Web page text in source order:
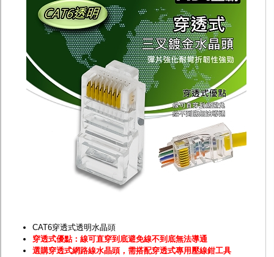
投光設備
防護罩及支架
多路攝影機單軸傳輸
監聽器.麥克風
網路設備
視訊轉換設備
雙絞線傳輸器
雜訊改善器
懶人線.同軸線.花線
線頭.插座.延長線.HDMI線
集線盒.防水盒.配線盒
電腦工業機殼
客訂商品
CAT6穿透式透明水晶頭
穿透式優點：線可直穿到底避免線不到底無法導通
選購穿透式網路線水晶頭，需搭配穿透式專用壓線鉗工具